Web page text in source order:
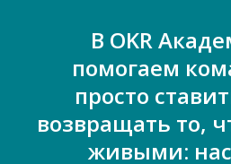
В OKR
помогаем
просто
возвращать то,
живыми: